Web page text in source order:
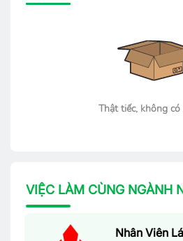
Thật tiếc, không
VIỆC LÀM CÙNG NGÀNH
Nhân Viên